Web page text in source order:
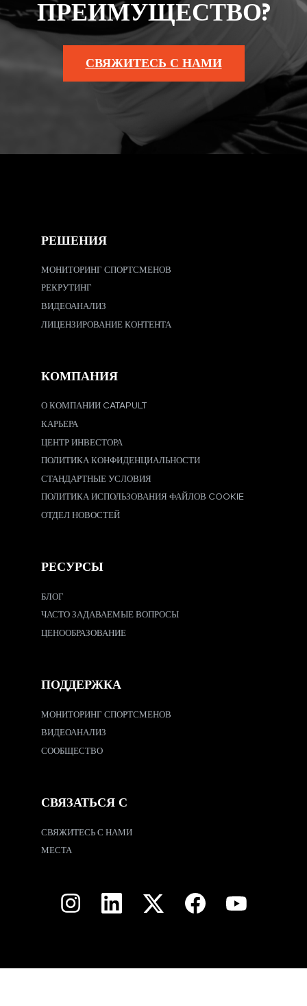
ПРЕИМУЩЕСТВО?
СВЯЖИТЕСЬ С НАМИ
РЕШЕНИЯ
МОНИТОРИНГ СПОРТСМЕНОВ
РЕКРУТИНГ
ВИДЕОАНАЛИЗ
ЛИЦЕНЗИРОВАНИЕ КОНТЕНТА
КОМПАНИЯ
О КОМПАНИИ CATAPULT
КАРЬЕРА
ЦЕНТР ИНВЕСТОРА
ПОЛИТИКА КОНФИДЕНЦИАЛЬНОСТИ
СТАНДАРТНЫЕ УСЛОВИЯ
ПОЛИТИКА ИСПОЛЬЗОВАНИЯ ФАЙЛОВ COOKIE
ОТДЕЛ НОВОСТЕЙ
РЕСУРСЫ
БЛОГ
ЧАСТО ЗАДАВАЕМЫЕ ВОПРОСЫ
ЦЕНООБРАЗОВАНИЕ
ПОДДЕРЖКА
МОНИТОРИНГ СПОРТСМЕНОВ
ВИДЕОАНАЛИЗ
СООБЩЕСТВО
СВЯЗАТЬСЯ С
СВЯЖИТЕСЬ С НАМИ
МЕСТА